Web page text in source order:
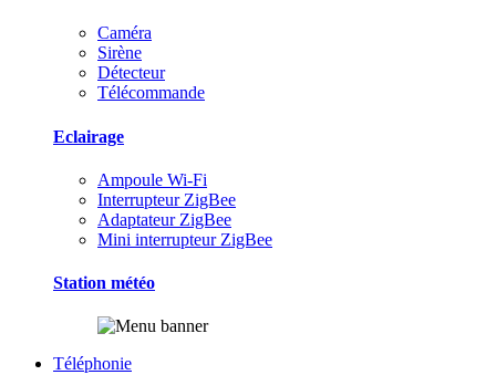
Caméra
Sirène
Détecteur
Télécommande
Eclairage
Ampoule Wi-Fi
Interrupteur ZigBee
Adaptateur ZigBee
Mini interrupteur ZigBee
Station météo
Téléphonie